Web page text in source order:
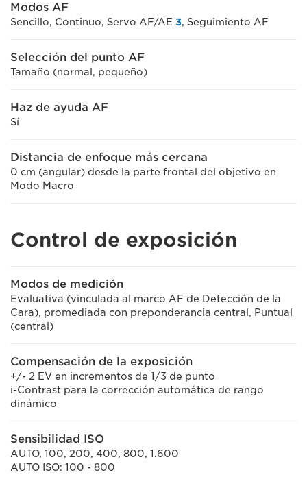
Modos AF
Sencillo, Continuo, Servo AF/AE 3, Seguimiento AF
Selección del punto AF
Tamaño (normal, pequeño)
Haz de ayuda AF
Sí
Distancia de enfoque más cercana
0 cm (angular) desde la parte frontal del objetivo en
Modo Macro
Control de exposición
Modos de medición
Evaluativa (vinculada al marco AF de Detección de la
Cara), promediada con preponderancia central, Puntual
(central)
Compensación de la exposición
+/- 2 EV en incrementos de 1/3 de punto
i-Contrast para la corrección automática de rango
dinámico
Sensibilidad ISO
AUTO, 100, 200, 400, 800, 1.600
AUTO ISO: 100 - 800